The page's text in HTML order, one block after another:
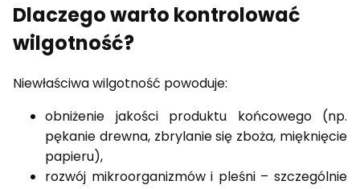
Dlaczego warto kontrolować
wilgotność?
Niewłaściwa wilgotność powoduje:
obniżenie jakości produktu końcowego (np.
pękanie drewna, zbrylanie się zboża, mięknięcie
papieru),
rozwój mikroorganizmów i pleśni – szczególnie